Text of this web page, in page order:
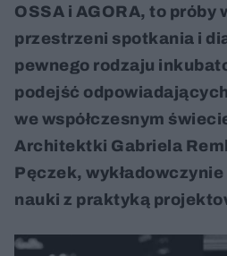
OSSA i AGORA, to próby
przestrzeni spotkania i
pewnego rodzaju
podejść
we współczesnym
Architektki Gabriela
Pęczek, wykładowczynie
nauki z praktyką